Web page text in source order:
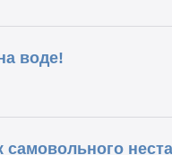
воде!